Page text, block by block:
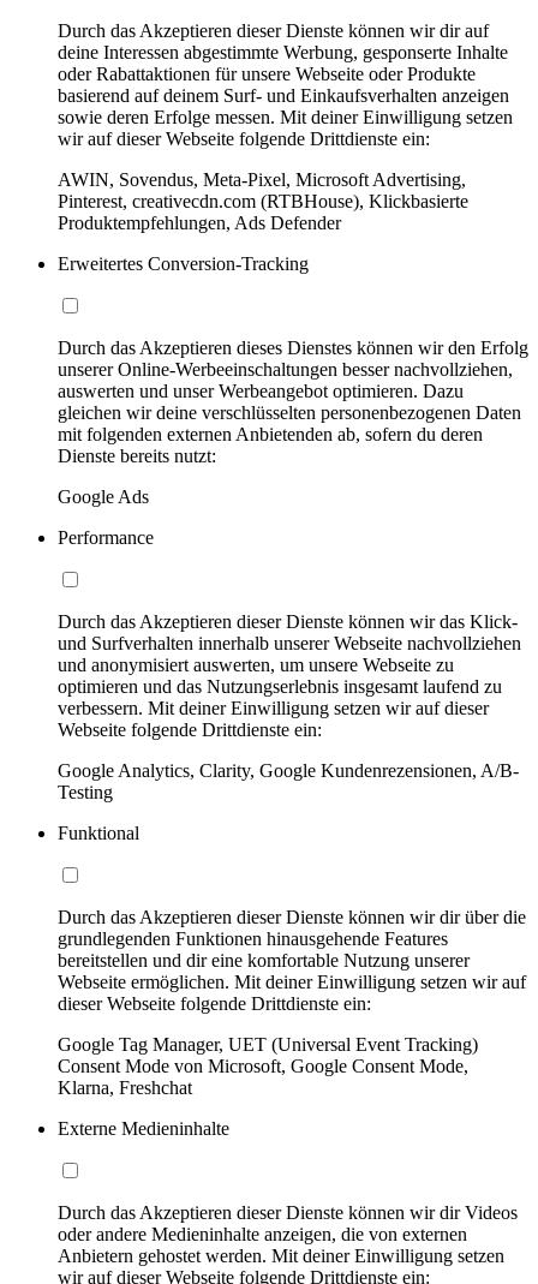
Durch das Akzeptieren dieser Dienste können wir dir auf
deine Interessen abgestimmte Werbung, gesponserte Inhalte
oder Rabattaktionen für unsere Webseite oder Produkte
basierend auf deinem Surf- und Einkaufsverhalten anzeigen
sowie deren Erfolge messen. Mit deiner Einwilligung setzen
wir auf dieser Webseite folgende Drittdienste ein:
AWIN, Sovendus, Meta-Pixel, Microsoft Advertising,
Pinterest, creativecdn.com (RTBHouse), Klickbasierte
Produktempfehlungen, Ads Defender
Erweitertes Conversion-Tracking
Durch das Akzeptieren dieses Dienstes können wir den Erfolg
unserer Online-Werbeeinschaltungen besser nachvollziehen,
auswerten und unser Werbeangebot optimieren. Dazu
gleichen wir deine verschlüsselten personenbezogenen Daten
mit folgenden externen Anbietenden ab, sofern du deren
Dienste bereits nutzt:
Google Ads
Performance
Durch das Akzeptieren dieser Dienste können wir das Klick-
und Surfverhalten innerhalb unserer Webseite nachvollziehen
und anonymisiert auswerten, um unsere Webseite zu
optimieren und das Nutzungserlebnis insgesamt laufend zu
verbessern. Mit deiner Einwilligung setzen wir auf dieser
Webseite folgende Drittdienste ein:
Google Analytics, Clarity, Google Kundenrezensionen, A/B-
Testing
Funktional
Durch das Akzeptieren dieser Dienste können wir dir über die
grundlegenden Funktionen hinausgehende Features
bereitstellen und dir eine komfortable Nutzung unserer
Webseite ermöglichen. Mit deiner Einwilligung setzen wir auf
dieser Webseite folgende Drittdienste ein:
Google Tag Manager, UET (Universal Event Tracking)
Consent Mode von Microsoft, Google Consent Mode,
Klarna, Freshchat
Externe Medieninhalte
Durch das Akzeptieren dieser Dienste können wir dir Videos
oder andere Medieninhalte anzeigen, die von externen
Anbietern gehostet werden. Mit deiner Einwilligung setzen
wir auf dieser Webseite folgende Drittdienste ein: